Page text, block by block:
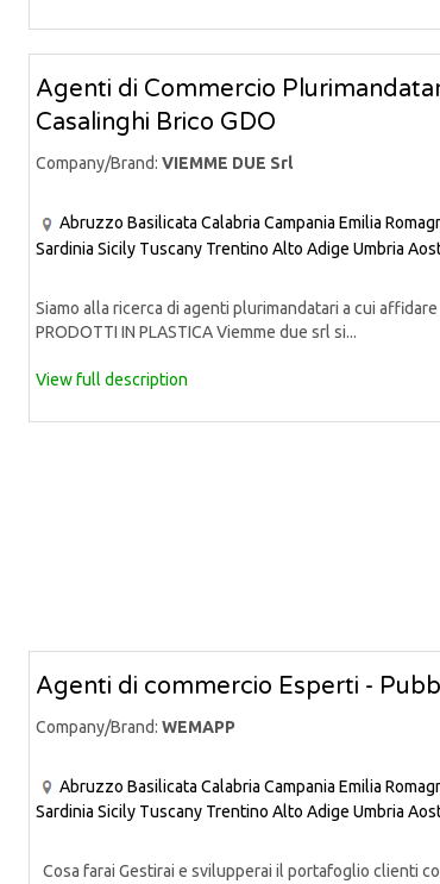
Agenti di Commercio
Casalinghi Brico GDO
Company/Brand: VIEMME DUE Srl
Abruzzo Basilicata Calabria Campania Emilia
Sardinia Sicily Tuscany Trentino Alto Adige Umbria
Siamo alla ricerca di agenti plurimandatari a cui
PRODOTTI IN PLASTICA Viemme due srl si...
View full description
Agenti di commercio Esperti -
Company/Brand: WEMAPP
Abruzzo Basilicata Calabria Campania Emilia
Sardinia Sicily Tuscany Trentino Alto Adige Umbria
Cosa farai Gestirai e svilupperai il portafoglio clienti